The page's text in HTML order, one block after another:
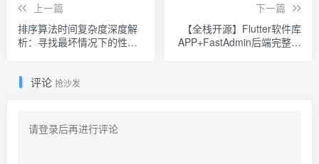
上一篇
排序算法时间复杂度深度解
析：寻找最坏情况下的性能
下一篇
【全栈开源】Flutter软件库
APP+FastAdmin后端完整项
评论 抢沙发